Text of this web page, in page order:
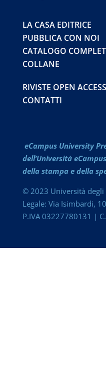
LA CASA EDITRICE
PUBBLICA CON NOI
CATALOGO
COLLANE
RIVISTE OPEN ACCESS
CONTATTI
eCampus University
dell’Università
della stampa e della
© 2023 Università degli
Legale: Via Isimbardi,
P.IVA 03227780131 |